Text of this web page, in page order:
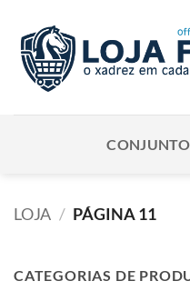
content
LOJA / PÁGINA 11
CATEGORIAS DE